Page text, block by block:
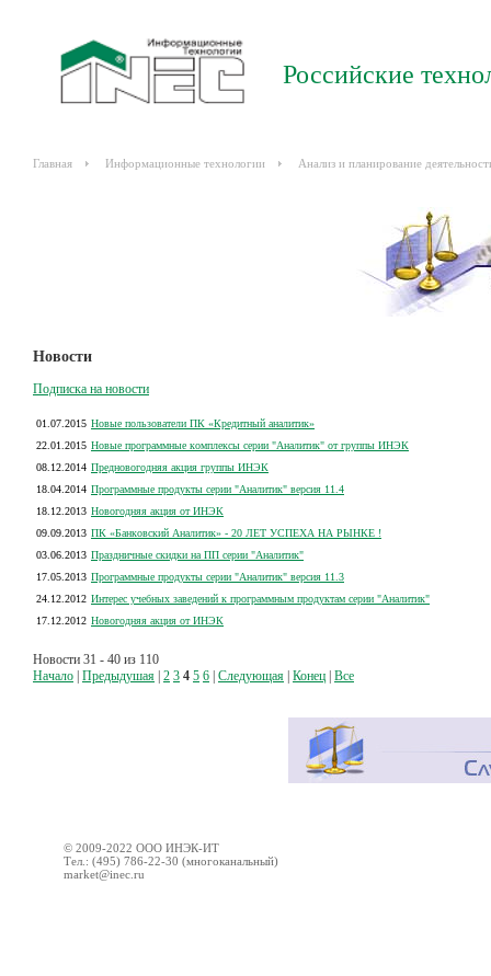
Российские
Главная Информационные технологии Анализ и планирование
Новости
Подписка на новости
01.07.2015 Новые пользователи ПК «Кредитный аналитик»
22.01.2015 Новые программные комплексы серии "Аналитик" от группы ИНЭК
08.12.2014 Предновогодняя акция группы ИНЭК
18.04.2014 Программные продукты серии "Аналитик" версия 11.4
18.12.2013 Новогодняя акция от ИНЭК
09.09.2013 ПК «Банковский Аналитик» - 20 ЛЕТ УСПЕХА НА РЫНКЕ !
03.06.2013 Праздничные скидки на ПП серии "Аналитик"
17.05.2013 Программные продукты серии "Аналитик" версия 11.3
24.12.2012 Интерес учебных заведений к программным продуктам серии "Аналитик"
17.12.2012 Новогодняя акция от ИНЭК
Новости 31 - 40 из 110
Начало Предыдушая 2 3 4 5 6 Следующая Конец Все
© 2009-2022 ООО ИНЭК-ИТ
Тел.: (495) 786-22-30 (многоканальный)
market@inec.ru